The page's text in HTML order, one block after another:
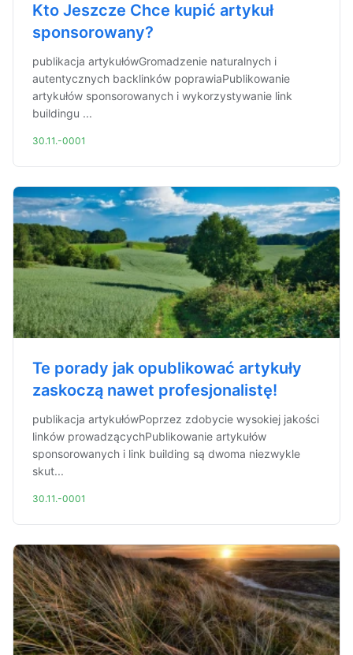
Kto Jeszcze Chce kupić artykuł
sponsorowany?
publikacja artykułówGromadzenie naturalnych i
autentycznych backlinków poprawiaPublikowanie
artykułów sponsorowanych i wykorzystywanie link
buildingu ...
30.11.-0001
Te porady jak opublikować artykuły
zaskoczą nawet profesjonalistę!
publikacja artykułówPoprzez zdobycie wysokiej jakości
linków prowadzącychPublikowanie artykułów
sponsorowanych i link building są dwoma niezwykle
skut...
30.11.-0001